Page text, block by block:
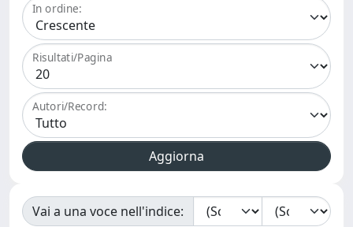
In ordine:
Risultati/Pagina
Autori/Record:
Vai a una voce nell'indice: